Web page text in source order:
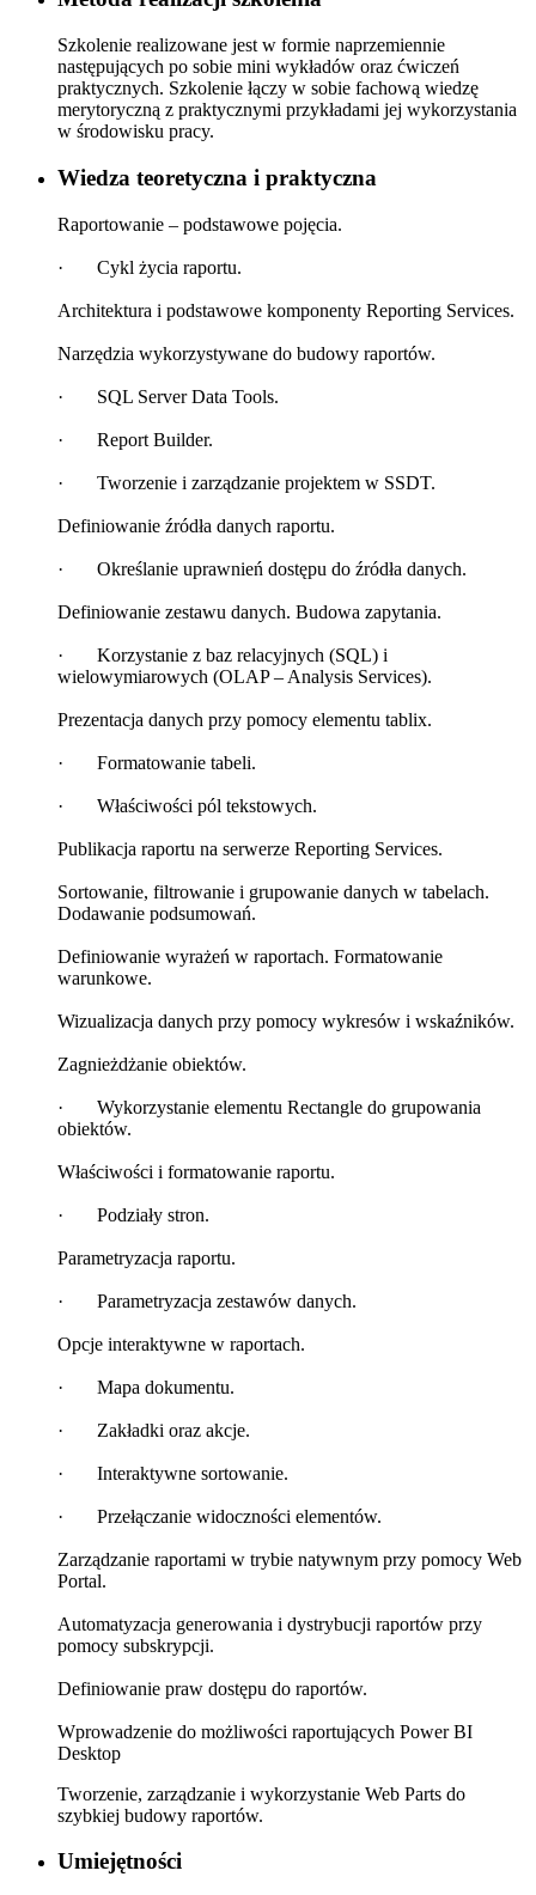
Szkolenie realizowane jest w formie naprzemiennie
następujących po sobie mini wykładów oraz ćwiczeń
praktycznych. Szkolenie łączy w sobie fachową wiedzę
merytoryczną z praktycznymi przykładami jej wykorzystania
w środowisku pracy.
Wiedza teoretyczna i praktyczna
Raportowanie – podstawowe pojęcia.
· Cykl życia raportu.
Architektura i podstawowe komponenty Reporting Services.
Narzędzia wykorzystywane do budowy raportów.
· SQL Server Data Tools.
· Report Builder.
· Tworzenie i zarządzanie projektem w SSDT.
Definiowanie źródła danych raportu.
· Określanie uprawnień dostępu do źródła danych.
Definiowanie zestawu danych. Budowa zapytania.
· Korzystanie z baz relacyjnych (SQL) i
wielowymiarowych (OLAP – Analysis Services).
Prezentacja danych przy pomocy elementu tablix.
· Formatowanie tabeli.
· Właściwości pól tekstowych.
Publikacja raportu na serwerze Reporting Services.
Sortowanie, filtrowanie i grupowanie danych w tabelach.
Dodawanie podsumowań.
Definiowanie wyrażeń w raportach. Formatowanie
warunkowe.
Wizualizacja danych przy pomocy wykresów i wskaźników.
Zagnieżdżanie obiektów.
· Wykorzystanie elementu Rectangle do grupowania
obiektów.
Właściwości i formatowanie raportu.
· Podziały stron.
Parametryzacja raportu.
· Parametryzacja zestawów danych.
Opcje interaktywne w raportach.
· Mapa dokumentu.
· Zakładki oraz akcje.
· Interaktywne sortowanie.
· Przełączanie widoczności elementów.
Zarządzanie raportami w trybie natywnym przy pomocy Web
Portal.
Automatyzacja generowania i dystrybucji raportów przy
pomocy subskrypcji.
Definiowanie praw dostępu do raportów.
Wprowadzenie do możliwości raportujących Power BI
Desktop
Tworzenie, zarządzanie i wykorzystanie Web Parts do
szybkiej budowy raportów.
Umiejętności